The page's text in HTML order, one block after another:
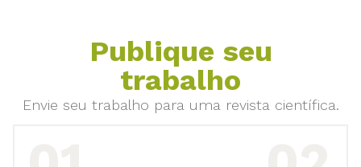
Publique seu
trabalho
Envie seu trabalho para uma revista científica.